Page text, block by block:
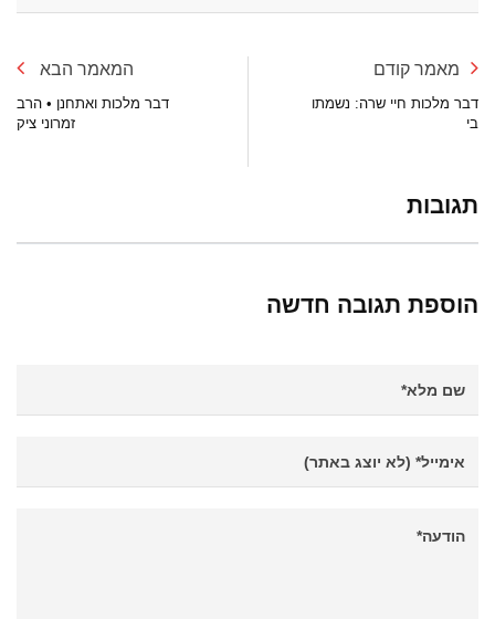
מאמר קודם
דבר מלכות חיי שרה: נשמתו
בי
המאמר הבא
דבר מלכות ואתחנן • הרב
זמרוני ציק
תגובות
הוספת תגובה חדשה